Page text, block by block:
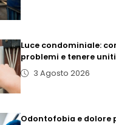
Luce condominiale:
problemi e tenere
3 Agosto 2026
Odontofobia e dolore